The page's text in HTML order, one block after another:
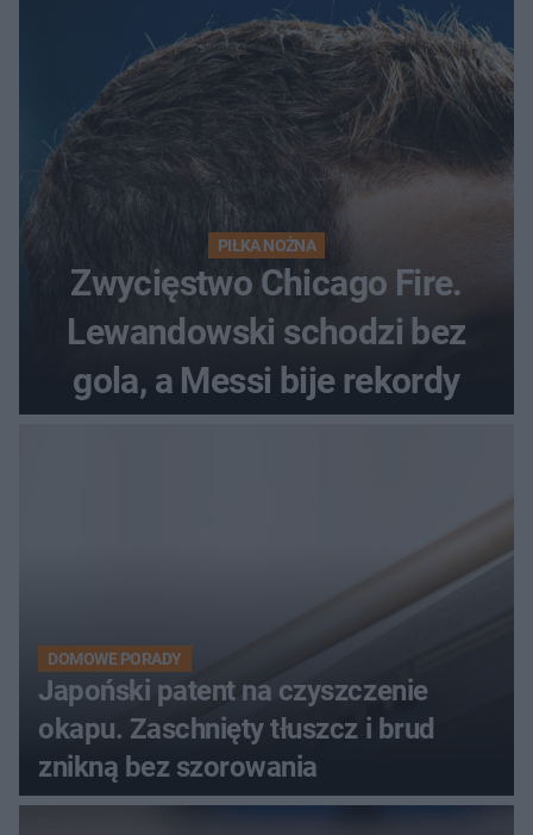
początek!
PIŁKA NOŻNA
Zwycięstwo Chicago Fire.
Lewandowski schodzi bez
gola, a Messi bije rekordy
DOMOWE PORADY
Japoński patent na czyszczenie
okapu. Zaschnięty tłuszcz i brud
znikną bez szorowania